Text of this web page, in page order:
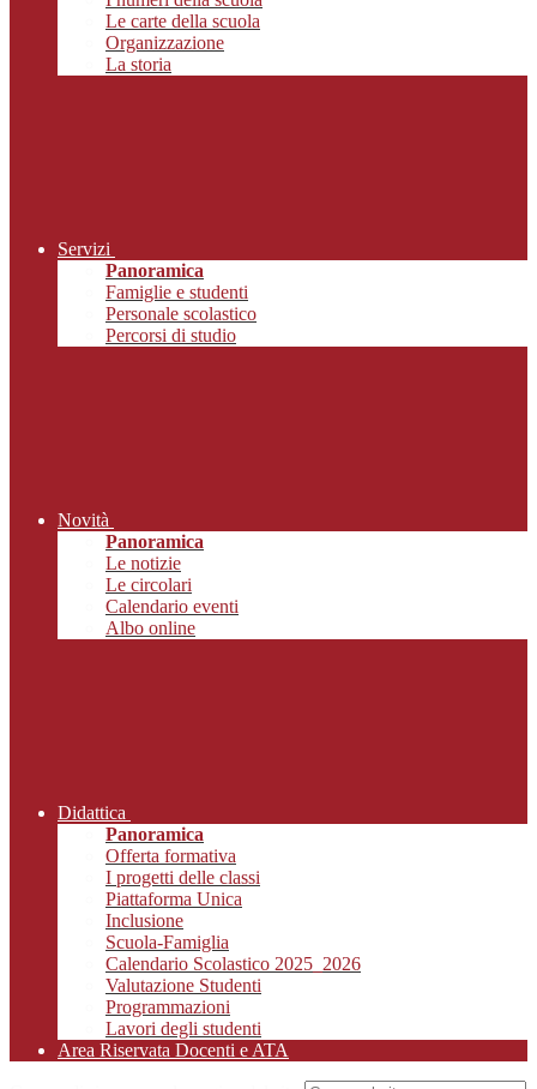
Le carte della scuola
Organizzazione
La storia
Servizi
Panoramica
Famiglie e studenti
Personale scolastico
Percorsi di studio
Novità
Panoramica
Le notizie
Le circolari
Calendario eventi
Albo online
Didattica
Panoramica
Offerta formativa
I progetti delle classi
Piattaforma Unica
Inclusione
Scuola-Famiglia
Calendario Scolastico 2025_2026
Valutazione Studenti
Programmazioni
Lavori degli studenti
Area Riservata Docenti e ATA